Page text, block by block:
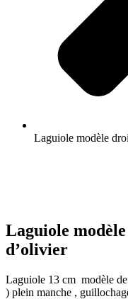
Laguiole modèle
Laguiole
d’olivier
Laguiole 13 cm modèle
) plein manche ,